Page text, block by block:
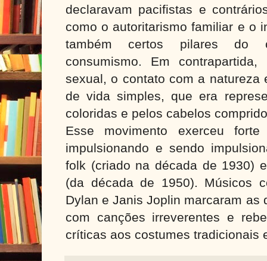
declaravam pacifistas e
como o autoritarismo familiar e o
também certos pilares do
consumismo. Em
sexual, o contato com a natureza
de vida simples, que era
coloridas e pelos cabelos
Esse movimento exerceu
impulsionando e sendo
folk (criado na década de 1930)
(da década de 1950). Músicos
Dylan e Janis Joplin marcaram as
com canções irreverentes e
críticas aos costumes tradicionais